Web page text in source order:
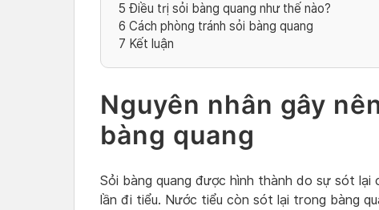
5 Điều trị sỏi bàng quang như thế nào?
6 Cách phòng tránh sỏi bàng quang
7 Kết luận
Nguyên nhân gây
bàng quang
Sỏi bàng quang được hình thành do sự sót lại
lần đi tiểu. Nước tiểu còn sót lại trong bàng